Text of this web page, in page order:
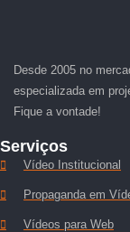
Desde 2005 no
especializada em
Fique a vontade!
Serviços
Vídeo Institucional
Propaganda em
Vídeos para Web